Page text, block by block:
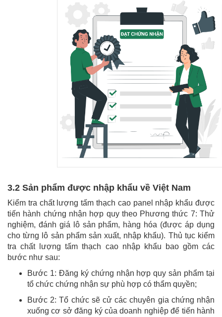
3.2 Sản phẩm được nhập khẩu về Việt Nam
Kiểm tra chất lượng tấm thạch cao panel nhập khẩu được
tiến hành chứng nhận hợp quy theo Phương thức 7: Thử
nghiệm, đánh giá lô sản phẩm, hàng hóa (được áp dụng
cho từng lô sản phẩm sản xuất, nhập khẩu). Thủ tục kiểm
tra chất lượng tấm thạch cao nhập khẩu bao gồm các
bước như sau:
Bước 1: Đăng ký chứng nhận hợp quy sản phẩm tại
tổ chức chứng nhận sự phù hợp có thẩm quyền;
Bước 2: Tổ chức sẽ cử các chuyên gia chứng nhận
xuống cơ sở đăng ký của doanh nghiệp để tiến hành